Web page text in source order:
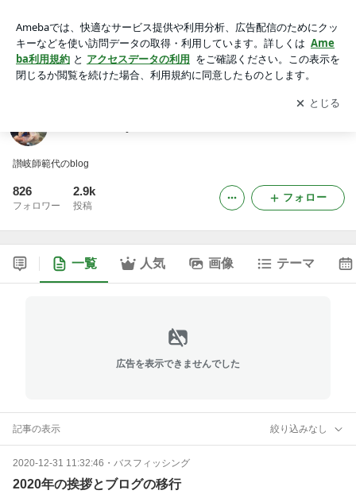
アプリをダウンロードして ブログの更新通知
を受け取りまし
ょう。
開く
讃岐師範代のblog
826
フォロワー
2.9k
投稿
フォロー
一覧 人気 画像 テーマ
広告を表示できませんでした
記事の表示 絞り込みなし
2020-12-31 11:32:46 ・ バスフィッシング
2020年の挨拶とブログの移行